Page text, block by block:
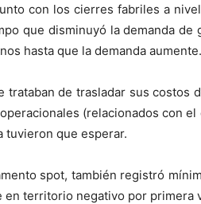
con los cierres fabriles a
que disminuyó la demanda
hasta que la demanda aumente.
trataban de trasladar sus costos
(relacionados con
tuvieron que esperar.
spot, también registró
en territorio negativo por primera